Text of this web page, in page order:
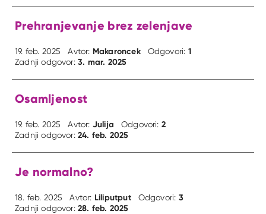
Prehranjevanje brez zelenjave
19. feb. 2025 Avtor: Makaroncek Odgovori: 1
Zadnji odgovor:3. mar. 2025
Osamljenost
19. feb. 2025 Avtor: Julija Odgovori: 2
Zadnji odgovor:24. feb. 2025
Je normalno?
18. feb. 2025 Avtor: Liliputput Odgovori: 3
Zadnji odgovor:28. feb. 2025